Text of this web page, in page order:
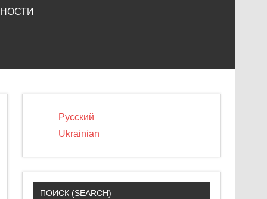
Русский
Ukrainian
ПОИСК (SEARCH)